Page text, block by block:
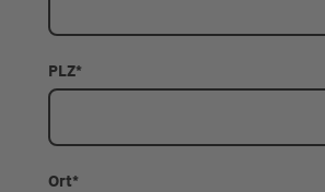
PLZ*
Ort*